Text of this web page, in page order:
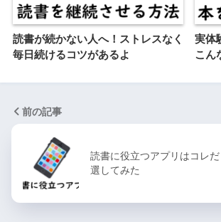
読書が続かない人へ！ストレスなく
毎日続けるコツがあるよ
実体
こん
前の記事
読書に役立つアプリはコレ
選してみた